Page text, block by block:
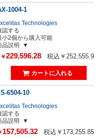
1004-1
Technologies
認する
小2個から購入可能
品説明
￥229,596.28 税込￥252,555.9
6504-10
Technologies
認する
品説明
157,505.32 税込￥173,255.85